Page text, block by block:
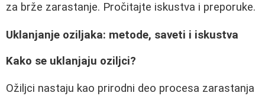
za brže zarastanje. Pročitajte iskustva i preporuke.
Uklanjanje oziljaka: metode, saveti i iskustva
Kako se uklanjaju oziljci?
Ožiljci nastaju kao prirodni deo procesa zarastanja